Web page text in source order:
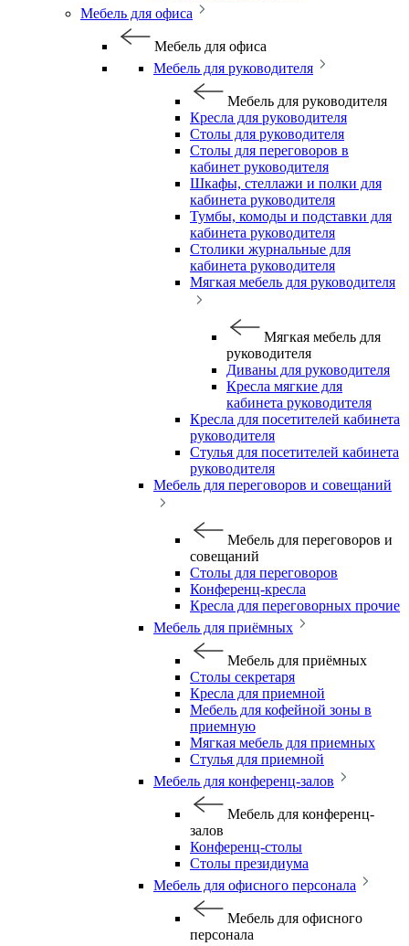
Мебель для офиса
Мебель для офиса
Мебель для руководителя
Мебель для руководителя
Кресла для руководителя
Столы для руководителя
Столы для переговоров в
кабинет руководителя
Шкафы, стеллажи и полки для
кабинета руководителя
Тумбы, комоды и подставки для
кабинета руководителя
Столики журнальные для
кабинета руководителя
Мягкая мебель для руководителя
Мягкая мебель для
руководителя
Диваны для руководителя
Кресла мягкие для
кабинета руководителя
Кресла для посетителей кабинета
руководителя
Стулья для посетителей кабинета
руководителя
Мебель для переговоров и совещаний
Мебель для переговоров и
совещаний
Столы для переговоров
Конференц-кресла
Кресла для переговорных прочие
Мебель для приёмных
Мебель для приёмных
Столы секретаря
Кресла для приемной
Мебель для кофейной зоны в
приемную
Мягкая мебель для приемных
Стулья для приемной
Мебель для конференц-залов
Мебель для конференц-
залов
Конференц-столы
Столы президиума
Мебель для офисного персонала
Мебель для офисного
персонала